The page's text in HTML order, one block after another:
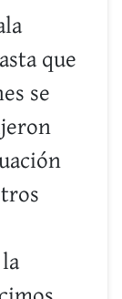
que
se